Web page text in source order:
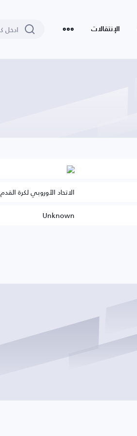
الإنتقالات
الاتحاد الأوروبي لكرة القدم
Unknown